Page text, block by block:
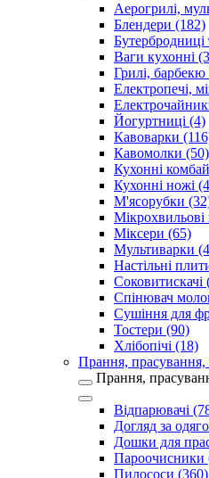
Аерогрилі,
Блендери (182)
Бутербродниці
Ваги кухонні
Грилі, барбекю
Електропечі,
Йогуртниці (4)
Кавоварки
Кавомолки (50)
Кухонні
Кухонні ножі
М'ясорубки
Мікрохвильові
Міксери (65)
Мультиварки
Настільні
Соковитискачі
Спінювач
Сушіння для
Тостери (90)
Хлібопічі (18)
Прання,
Прання,
Відпарювачі
Догляд за
Дошки для
Пароочисники
Пилососи (360)